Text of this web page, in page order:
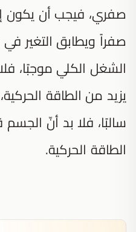
صفري، فيجب أن يكون
صفراً ويطابق التغير في
الشغل الكلي موجبًا،
يزيد من الطاقة
سالبًا، فلا بد أنّ
الطاقة الحركية.